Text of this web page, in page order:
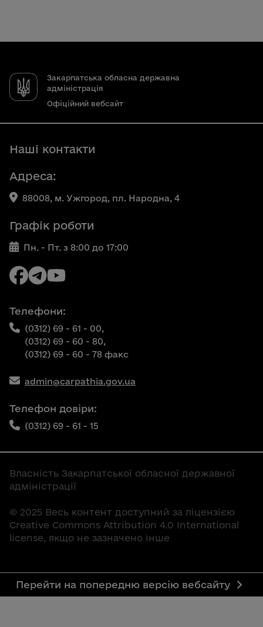
Закарпатська обласна державна
адміністрація
Офіційний вебсайт
Наші контакти
Адреса:
88008, м. Ужгород, пл. Народна, 4
Графік роботи
Пн. - Пт. з 8:00 до 17:00
Телефони:
(0312) 69 - 61 - 00,
(0312) 69 - 60 - 80,
(0312) 69 - 60 - 78 факс
admin@carpathia.gov.ua
Телефон довіри:
(0312) 69 - 61 - 15
Власність Закарпатської обласної державної
адміністрації
© 2025 Весь контент доступний за ліцензією
Creative Commons Attribution 4.0 International
license, якщо не зазначено інше
Перейти на попередню версію вебсайту